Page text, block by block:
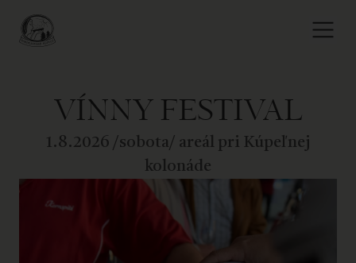
VÍNNY FESTIVAL
1.8.2026 /sobota/ areál pri Kúpeľnej
kolonáde